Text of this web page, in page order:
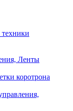
Ленты
коротрона